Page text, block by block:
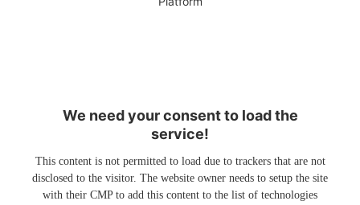
We need your consent to load the
service!
This content is not permitted to load due to trackers that are not
disclosed to the visitor. The website owner needs to setup the site
with their CMP to add this content to the list of technologies